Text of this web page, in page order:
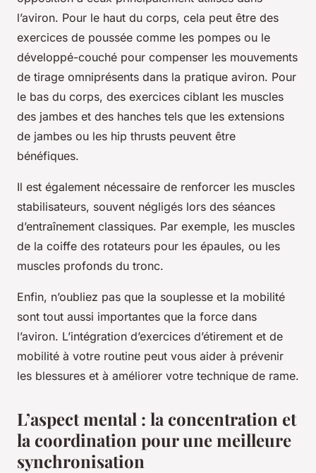
l’aviron. Pour le haut du corps, cela peut être des
exercices de poussée comme les pompes ou le
développé-couché pour compenser les mouvements
de tirage omniprésents dans la pratique aviron. Pour
le bas du corps, des exercices ciblant les muscles
des jambes et des hanches tels que les extensions
de jambes ou les hip thrusts peuvent être
bénéfiques.
Il est également nécessaire de renforcer les muscles
stabilisateurs, souvent négligés lors des séances
d’entraînement classiques. Par exemple, les muscles
de la coiffe des rotateurs pour les épaules, ou les
muscles profonds du tronc.
Enfin, n’oubliez pas que la souplesse et la mobilité
sont tout aussi importantes que la force dans
l’aviron. L’intégration d’exercices d’étirement et de
mobilité à votre routine peut vous aider à prévenir
les blessures et à améliorer votre technique de rame.
L’aspect mental : la concentration et
la coordination pour une meilleure
synchronisation